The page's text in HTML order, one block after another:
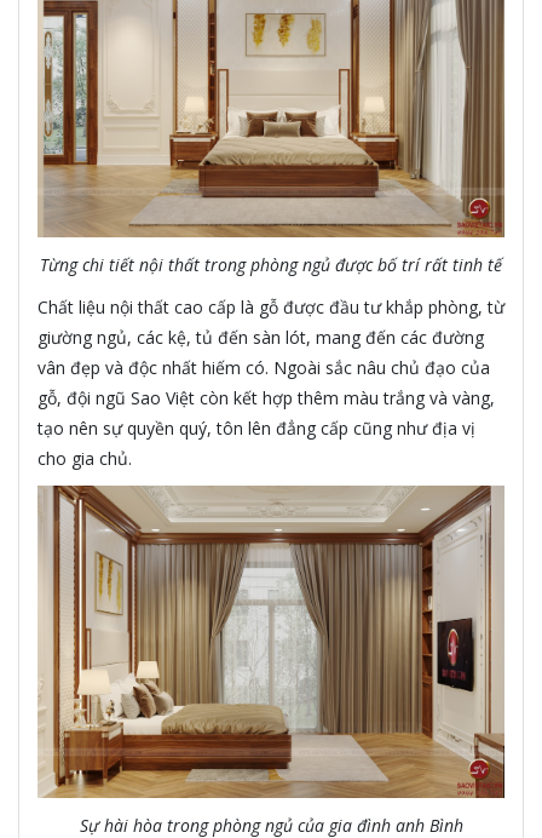
Từng chi tiết nội thất trong phòng ngủ được bố trí rất tinh tế
Chất liệu nội thất cao cấp là gỗ được đầu tư khắp phòng, từ
giường ngủ, các kệ, tủ đến sàn lót, mang đến các đường
vân đẹp và độc nhất hiếm có. Ngoài sắc nâu chủ đạo của
gỗ, đội ngũ Sao Việt còn kết hợp thêm màu trắng và vàng,
tạo nên sự quyền quý, tôn lên đẳng cấp cũng như địa vị
cho gia chủ.
Sự hài hòa trong phòng ngủ của gia đình anh Bình